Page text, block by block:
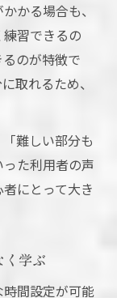
かる場合も、
習できるの
のが特徴で
取れるため、
難しい部分も
た利用者の声
にとって大き
く学ぶ
間設定が可能